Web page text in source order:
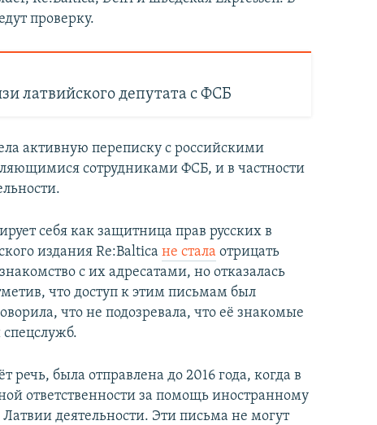
проверку.
латвийского депутата с ФСБ
активную переписку с российскими
сотрудниками ФСБ, и в частности
себя как защитница прав русских в
издания Re:Balticaне стала отрицать
с их адресатами, но отказалась
что доступ к этим письмам был
что не подозревала, что её знакомые
речь, была отправлена до 2016 года, когда в
ответственности за помощь иностранному
деятельности. Эти письма не могут